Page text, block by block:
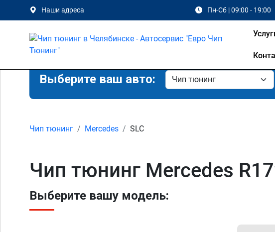
Наши адреса Пн-Сб | 09:00 - 19:00
Выберите ваш авто:
Чип тюнинг Mercedes SLC
Чип тюнинг Mercedes
Выберите вашу модель: